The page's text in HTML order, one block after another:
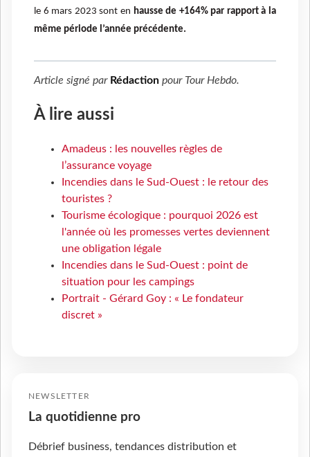
le 6 mars 2023 sont en hausse de +164% par rapport à la
même période l’année précédente.
Article signé par Rédaction pour Tour Hebdo.
À lire aussi
Amadeus : les nouvelles règles de
l’assurance voyage
Incendies dans le Sud-Ouest : le retour des
touristes ?
Tourisme écologique : pourquoi 2026 est
l'année où les promesses vertes deviennent
une obligation légale
Incendies dans le Sud-Ouest : point de
situation pour les campings
Portrait - Gérard Goy : « Le fondateur
discret »
NEWSLETTER
La quotidienne pro
Débrief business, tendances distribution et